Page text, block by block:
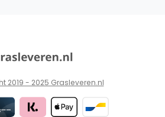
2019 - 2025 Grasleveren.nl